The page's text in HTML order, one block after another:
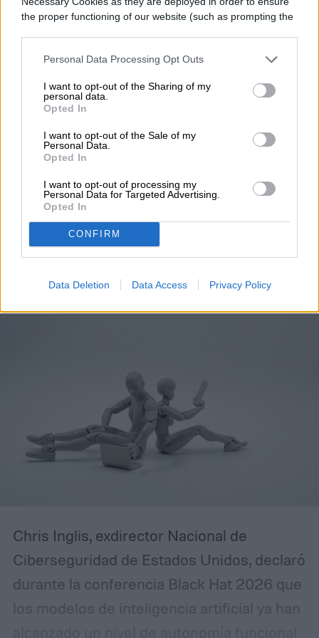
the proper functioning of our website (such as prompting the
Personal Data Processing Opt Outs
I want to opt-out of the Sharing of my
personal data.
Opted In
I want to opt-out of the Sale of my
Personal Data.
Opted In
I want to opt-out of processing my
Personal Data for Targeted Advertising.
Opted In
CONFIRM
Data Deletion Data Access Privacy Policy
complica el día a día de padres y abuelos
hispanohablantes. En esta guía práctica
aprenderás paso a paso cómo poner en
basado en Epic), así como apps populares
entienda las indicaciones, citas y recetas
telesalud
Read more
TENDENCIAS
Asimov tenía razón sobre
las leyes de la robótica a
propósito de la IA
Chris Inglis, exdirector Nacional de
Ciberseguridad de Estados Unidos, declaró
durante la conferencia Black Hat 2026 que
los modelos de inteligencia artificial ya han